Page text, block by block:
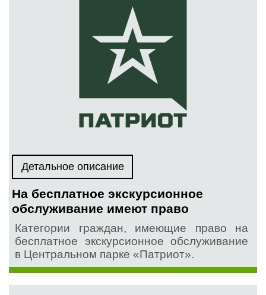
Детальное описание
На бесплатное экскурсионное
обслуживание имеют право
Категории граждан, имеющие право на
бесплатное экскурсионное обслуживание
в Центральном парке «Патриот».